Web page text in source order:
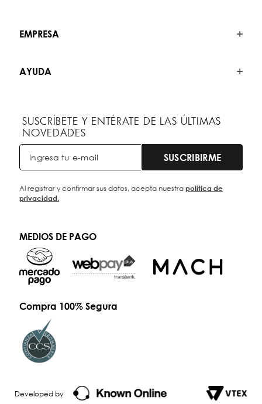
EMPRESA
AYUDA
SUSCRÍBETE Y ENTÉRATE DE LAS ÚLTIMAS
NOVEDADES
SUSCRIBIRME
Al registrar y confirmar sus datos, acepta nuestrapolítica de
privacidad.
MEDIOS DE PAGO
Compra 100% Segura
Developed by